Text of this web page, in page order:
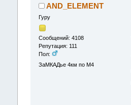
AND_ELEMENT
Гуру
Сообщений: 4108
Репутация: 111
Пол:
ЗаМКАДье 4км по М4